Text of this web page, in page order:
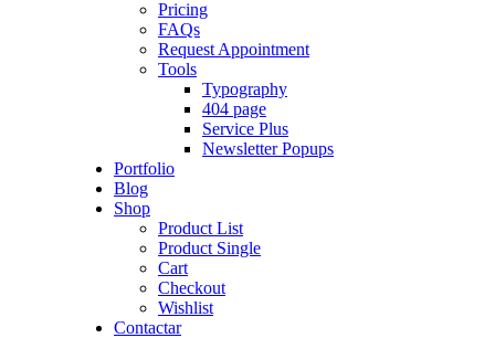
Pricing
FAQs
Request Appointment
Tools
Typography
404 page
Service Plus
Newsletter Popups
Portfolio
Blog
Shop
Product List
Product Single
Cart
Checkout
Wishlist
Contactar